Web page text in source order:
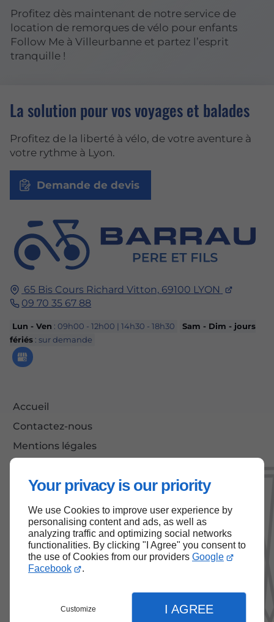
Your privacy is our priority
We use Cookies to improve user experience by
personalising content and ads, as well as
analyzing traffic and optimizing social networks
functionalities. By clicking "I Agree" you consent to
the use of Cookies from our providers Google
Facebook
.
Customize I AGREE
Profitez dès maintenant de notre service de
location de remorques de vélo pour enfants
Follow Me à Villeurbanne et partez l’esprit
tranquille !
65 Bis Cours Richard Vitton, 69100 LYON
09 70 35 67 88
Lun - Ven : 09h00 - 12h00 | 14h30 - 18h30
Sam - Dim - jours
fériés : sur demande
Accueil
Contactez-nous
Mentions légales
La solution pour vos voyages et balades
Profitez de la liberté à vélo, de votre aventure à
votre rythme à Lyon.
Demande de devis
Haut de page